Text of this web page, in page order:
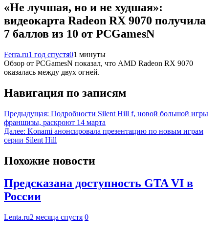
«Не лучшая, но и не худшая»:
видеокарта Radeon RX 9070 получила
7 баллов из 10 от PCGamesN
Ferra.ru1 год спустя01 минуты
Обзор от PCGamesN показал, что AMD Radeon RX 9070
оказалась между двух огней.
Навигация по записям
Предыдущая: Подробности Silent Hill f, новой большой игры
франшизы, раскроют 14 марта
Далее: Konami анонсировала презентацию по новым играм
серии Silent Hill
Похожие новости
Предсказана доступность GTA VI в
России
Lenta.ru2 месяца спустя 0